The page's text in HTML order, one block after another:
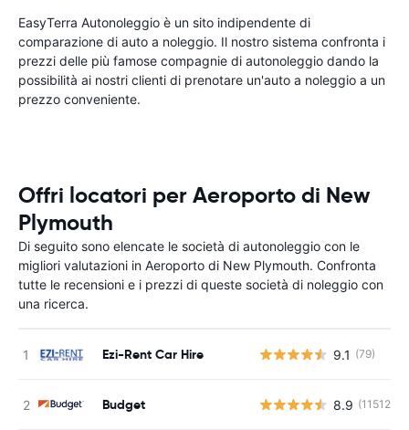
EasyTerra Autonoleggio è un sito indipendente di
comparazione di auto a noleggio. Il nostro sistema confronta i
prezzi delle più famose compagnie di autonoleggio dando la
possibilità ai nostri clienti di prenotare un'auto a noleggio a un
prezzo conveniente.
Offri locatori per Aeroporto di New
Plymouth
Di seguito sono elencate le società di autonoleggio con le
migliori valutazioni in Aeroporto di New Plymouth. Confronta
tutte le recensioni e i prezzi di queste società di noleggio con
una ricerca.
Ezi-Rent Car Hire 9.1 (79)
Budget 8.9 (11512)